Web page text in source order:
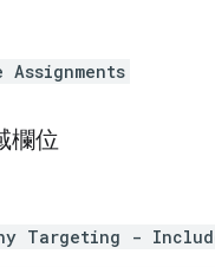
Assignments
欄位
Targeting -